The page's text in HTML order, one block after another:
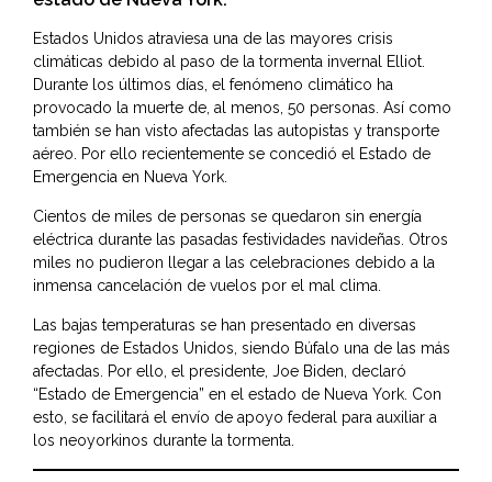
Estados Unidos atraviesa una de las mayores crisis
climáticas debido al paso de la tormenta invernal Elliot.
Durante los últimos días, el fenómeno climático ha
provocado la muerte de, al menos, 50 personas. Así como
también se han visto afectadas las autopistas y transporte
aéreo. Por ello recientemente se concedió el Estado de
Emergencia en Nueva York.
Cientos de miles de personas se quedaron sin energía
eléctrica durante las pasadas festividades navideñas. Otros
miles no pudieron llegar a las celebraciones debido a la
inmensa cancelación de vuelos por el mal clima.
Las bajas temperaturas se han presentado en diversas
regiones de Estados Unidos, siendo Búfalo una de las más
afectadas. Por ello, el presidente, Joe Biden, declaró
“Estado de Emergencia” en el estado de Nueva York. Con
esto, se facilitará el envío de apoyo federal para auxiliar a
los neoyorkinos durante la tormenta.